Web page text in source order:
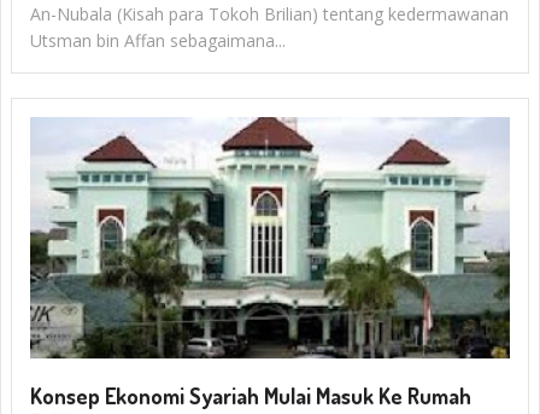
An-Nubala (Kisah para Tokoh Brilian) tentang kedermawanan
Utsman bin Affan sebagaimana...
Konsep Ekonomi Syariah Mulai Masuk Ke Rumah